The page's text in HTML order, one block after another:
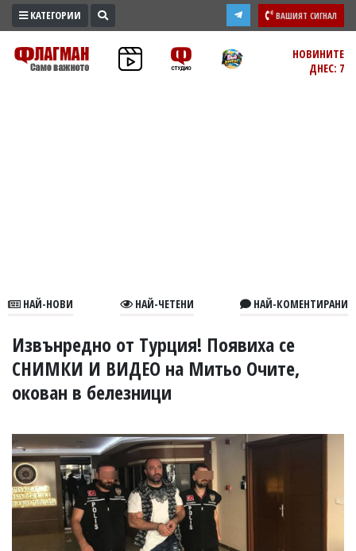
ПРОМО
ЗОНА
В
УКРАЙНА
СПОРТ
БИЗНЕС
ЮГ
Управители:
КАТЕГОРИИ ВАШИЯТ СИГНАЛ
НОВИНИТЕ
ДНЕС: 7
НАЙ-НОВИ НАЙ-ЧЕТЕНИ НАЙ-КОМЕНТИРАНИ
Извънредно от Турция! Появиха се
СНИМКИ И ВИДЕО на Митьо Очите,
окован в белезници